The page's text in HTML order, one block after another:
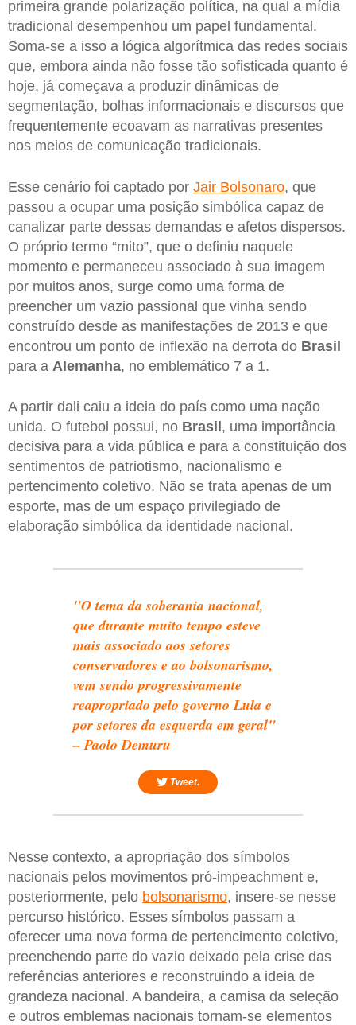
primeira grande polarização política, na qual a mídia
tradicional desempenhou um papel fundamental.
Soma-se a isso a lógica algorítmica das redes sociais
que, embora ainda não fosse tão sofisticada quanto é
hoje, já começava a produzir dinâmicas de
segmentação, bolhas informacionais e discursos que
frequentemente ecoavam as narrativas presentes
nos meios de comunicação tradicionais.
Esse cenário foi captado por Jair Bolsonaro, que
passou a ocupar uma posição simbólica capaz de
canalizar parte dessas demandas e afetos dispersos.
O próprio termo “mito”, que o definiu naquele
momento e permaneceu associado à sua imagem
por muitos anos, surge como uma forma de
preencher um vazio passional que vinha sendo
construído desde as manifestações de 2013 e que
encontrou um ponto de inflexão na derrota do Brasil
para a Alemanha, no emblemático 7 a 1.
A partir dali caiu a ideia do país como uma nação
unida. O futebol possui, no Brasil , uma importância
decisiva para a vida pública e para a constituição dos
sentimentos de patriotismo, nacionalismo e
pertencimento coletivo. Não se trata apenas de um
esporte, mas de um espaço privilegiado de
elaboração simbólica da identidade nacional.
"O tema da soberania nacional,
que durante muito tempo esteve
mais associado aos setores
conservadores e ao bolsonarismo,
vem sendo progressivamente
reapropriado pelo governo Lula e
por setores da esquerda em geral"
– Paolo Demuru
Tweet.
Nesse contexto, a apropriação dos símbolos
nacionais pelos movimentos pró-impeachment e,
posteriormente, pelo bolsonarismo, insere-se nesse
percurso histórico. Esses símbolos passam a
oferecer uma nova forma de pertencimento coletivo,
preenchendo parte do vazio deixado pela crise das
referências anteriores e reconstruindo a ideia de
grandeza nacional. A bandeira, a camisa da seleção
e outros emblemas nacionais tornam-se elementos